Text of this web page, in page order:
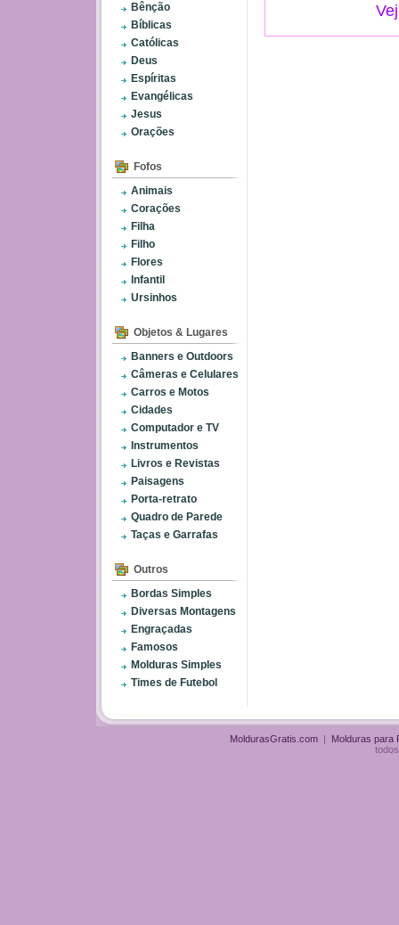
Bênção
Bíblicas
Católicas
Deus
Espíritas
Evangélicas
Jesus
Orações
Fofos
Animais
Corações
Filha
Filho
Flores
Infantil
Ursinhos
Objetos & Lugares
Banners e Outdoors
Câmeras e Celulares
Carros e Motos
Cidades
Computador e TV
Instrumentos
Livros e Revistas
Paisagens
Porta-retrato
Quadro de Parede
Taças e Garrafas
Outros
Bordas Simples
Diversas Montagens
Engraçadas
Famosos
Molduras Simples
Times de Futebol
MoldurasGratis.com | Molduras